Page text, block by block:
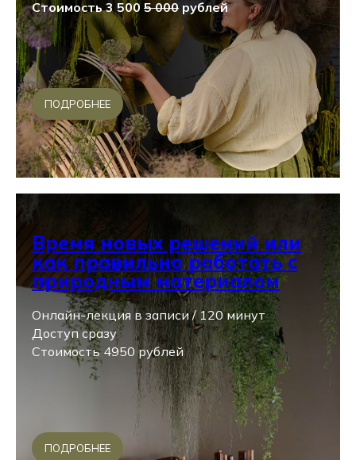
Стоимость 3 500 5 000рублей
ПОДРОБНЕЕ
Время новых решений или
как правильно работать с
природным материалом
Онлайн-лекция в записи / 120 минут
Доступ сразу
Стоимость 4950 рублей
ПОДРОБНЕЕ